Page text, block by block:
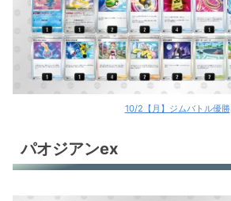
10/2【月】ジムバトル優勝
パオジアンex